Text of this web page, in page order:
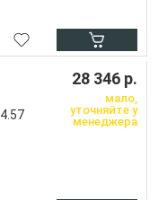
4.57
28 346 р.
мало,
уточняйте у
менеджера